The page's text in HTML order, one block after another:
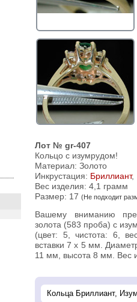
Лот № gr-407
Кольцо с изумрудом!
Материал: Золото
Инкрустация: Бриллиант,
Вес изделия: 4,1 грамм
Размер: 17 (Не подходит
Вашему вниманию предлагается кольцо из 14-каратного
золота (583 проба) с
(цвет: 5, чистота: 6,
вставки 7 х 5 мм.
11 мм, высота 8 мм. Вес